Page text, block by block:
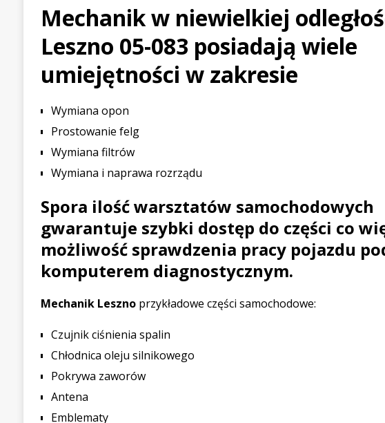
[ 21 lipca 2026 ] Palou wygrywa IndyCar w
WYŚCIGOWE
Kia Sportage – osiągi,
PIERWSZE JAZDY
Mechanik w niewielkiej
Leszno 05-083 posiadają wiele
umiejętności w zakresie
Wymiana opon
Prostowanie felg
Wymiana filtrów
Wymiana i naprawa rozrządu
Spora ilość warsztatów samochodowych
gwarantuje szybki dostęp do części co
możliwość sprawdzenia pracy pojazdu
komputerem diagnostycznym.
Mechanik Lesznoprzykładowe części samochodowe:
Czujnik ciśnienia spalin
Chłodnica oleju silnikowego
Pokrywa zaworów
Antena
Emblematy